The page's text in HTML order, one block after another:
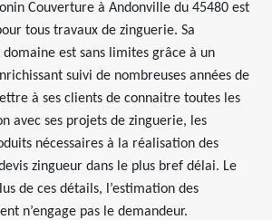
Couverture à Andonville du 45480 est
tous travaux de zinguerie. Sa
est sans limites grâce à un
suivi de nombreuses années de
à ses clients de connaitre toutes les
avec ses projets de zinguerie, les
nécessaires à la réalisation des
zingueur dans le plus bref délai. Le
de ces détails, l’estimation des
n’engage pas le demandeur.